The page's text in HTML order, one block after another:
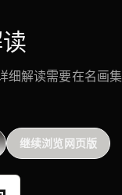
细解读需要在名画
继续浏览网页版